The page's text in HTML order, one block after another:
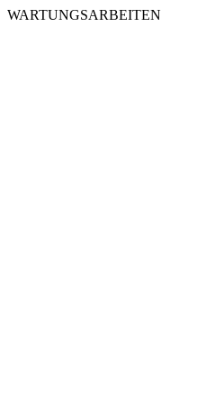
WARTUNGSARBEITEN